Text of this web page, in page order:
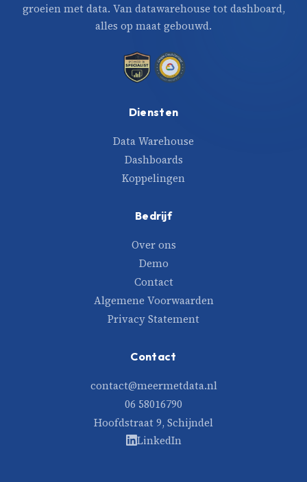
groeien met data. Van datawarehouse tot dashboard,
alles op maat gebouwd.
Diensten
Data Warehouse
Dashboards
Koppelingen
Bedrijf
Over ons
Demo
Contact
Algemene Voorwaarden
Privacy Statement
Contact
contact@meermetdata.nl
06 58016790
Hoofdstraat 9, Schijndel
LinkedIn